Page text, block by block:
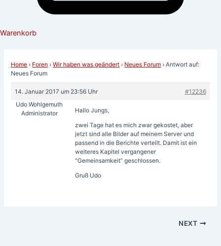
Warenkorb
Home › Foren › Wir haben was geändert › Neues Forum › Antwort auf:
Neues Forum
14. Januar 2017 um 23:56 Uhr
#12236
Udo Wohlgemuth
Administrator
Hallo Jungs,
zwei Tage hat es mich zwar gekostet, aber
jetzt sind alle Bilder auf meinem Server und
passend in die Berichte verteilt. Damit ist ein
weiteres Kapitel vergangener
“Gemeinsamkeit” geschlossen.
Gruß Udo
NEXT